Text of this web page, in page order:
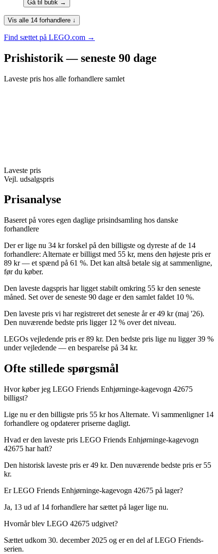
Gå til butik →
Vis alle 14 forhandlere ↓
Find sættet på LEGO.com →
Prishistorik — seneste 90 dage
Laveste pris hos alle forhandlere samlet
Laveste pris
Vejl. udsalgspris
Prisanalyse
Baseret på vores egen daglige prisindsamling hos danske
forhandlere
Der er lige nu 34 kr forskel på den billigste og dyreste af de 14
forhandlere: Alternate er billigst med 55 kr, mens den højeste pris er
89 kr — et spænd på 61 %. Det kan altså betale sig at sammenligne,
før du køber.
Den laveste dagspris har ligget stabilt omkring 55 kr den seneste
måned. Set over de seneste 90 dage er den samlet faldet 10 %.
Den laveste pris vi har registreret det seneste år er 49 kr (maj '26).
Den nuværende bedste pris ligger 12 % over det niveau.
LEGOs vejledende pris er 89 kr. Den bedste pris lige nu ligger 39 %
under vejledende — en besparelse på 34 kr.
Ofte stillede spørgsmål
Hvor køber jeg LEGO Friends Enhjørninge-kagevogn 42675
billigst?
Lige nu er den billigste pris 55 kr hos Alternate. Vi sammenligner 14
forhandlere og opdaterer priserne dagligt.
Hvad er den laveste pris LEGO Friends Enhjørninge-kagevogn
42675 har haft?
Den historisk laveste pris er 49 kr. Den nuværende bedste pris er 55
kr.
Er LEGO Friends Enhjørninge-kagevogn 42675 på lager?
Ja, 13 ud af 14 forhandlere har sættet på lager lige nu.
Hvornår blev LEGO 42675 udgivet?
Sættet udkom 30. december 2025 og er en del af LEGO Friends-
serien.